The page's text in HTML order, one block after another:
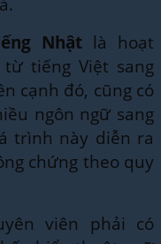
Nhật là hoạt
tiếng Việt sang
cạnh đó, cũng có
ngôn ngữ sang
trình này diễn ra
chứng theo quy
viên phải có